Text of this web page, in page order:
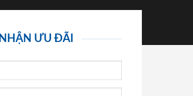
ƯU ĐÃI